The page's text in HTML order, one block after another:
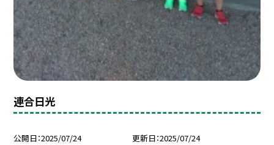
連合日光
公開日 2025/07/24 更新日 2025/07/24